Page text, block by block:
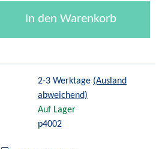
In den Warenkorb
2-3 Werktage (Ausland
abweichend)
Auf Lager
p4002